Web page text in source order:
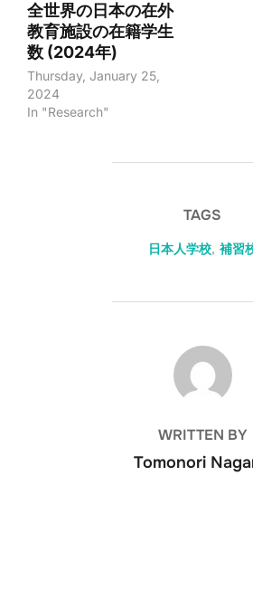
全世界の日本の在外
教育施設の在籍学生
数 (2024年)
Thursday, January 25,
2024
In "Research"
TAGS
日本人学校, 補習
POST AUTHOR
WRITTEN BY
Tomonori